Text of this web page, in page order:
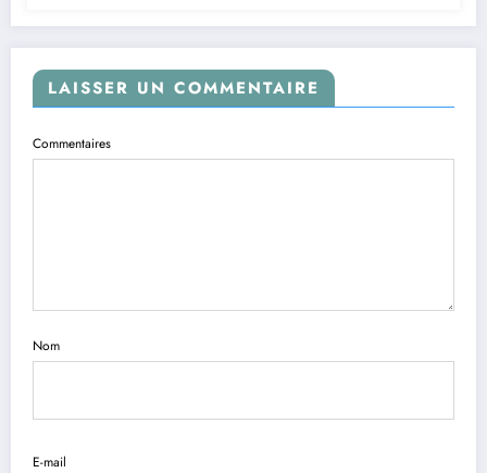
LAISSER UN COMMENTAIRE
Commentaires
Nom
E-mail